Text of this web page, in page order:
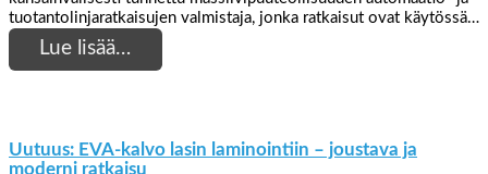
tuotantolinjaratkaisujen valmistaja, jonka ratkaisut ovat käytössä…
Lue lisää…
Uutuus: EVA-kalvo lasin laminointiin – joustava ja
moderni ratkaisu